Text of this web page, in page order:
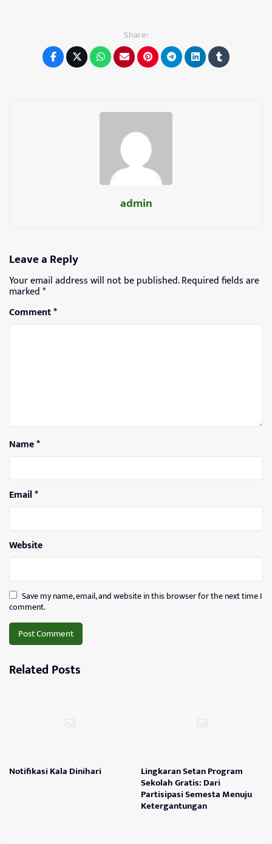
Share:
admin
Leave a Reply
Your email address will not be published.Required fields are
marked*
Comment*
Name*
Email*
Website
Save my name, email, and website in this browser for the next time I
comment.
Related Posts
Notifikasi Kala Dinihari Lingkaran Setan Program
Sekolah Gratis: Dari
Partisipasi Semesta Menuju
Ketergantungan